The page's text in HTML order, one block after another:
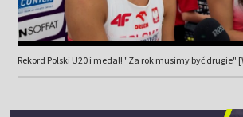
Rekord Polski U20 i medal! "Za rok musimy być drugie"